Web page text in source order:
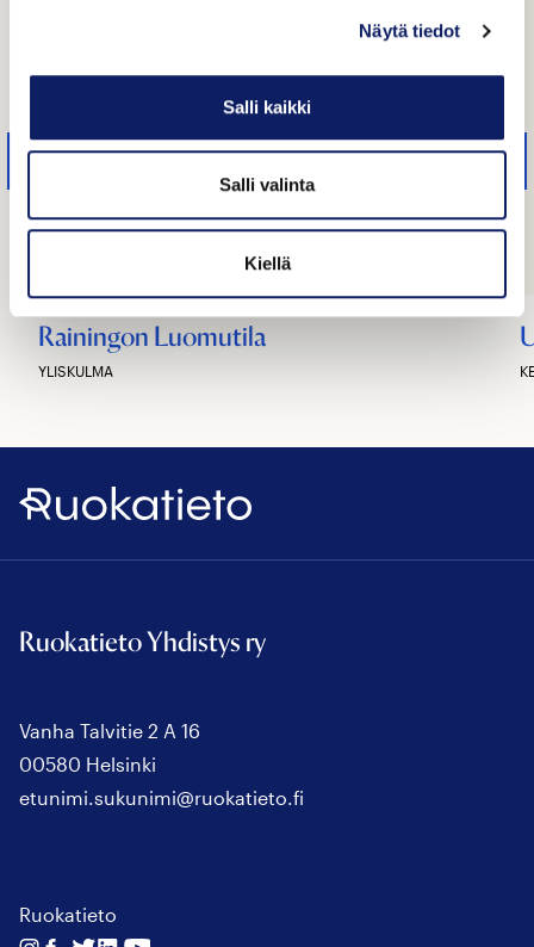
Näytä tiedot
Salli kaikki
Salli valinta
Kiellä
Rainingon Luomutila
YLISKULMA
Ruokatieto
Ruokatieto Yhdistys ry
Vanha Talvitie 2 A 16
00580 Helsinki
etunimi.sukunimi@ruokatieto.fi
Ruokatieto